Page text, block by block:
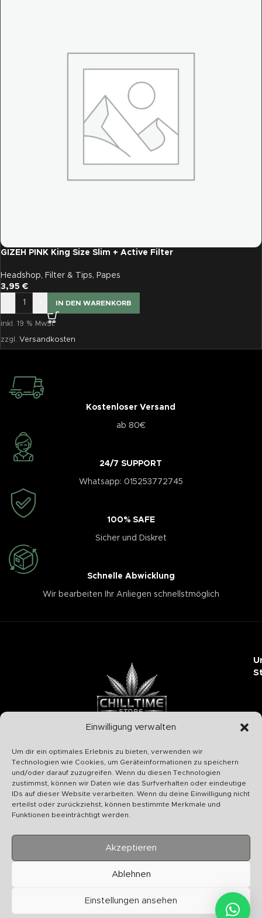
Einwilligung verwalten
Um dir ein optimales Erlebnis zu bieten, verwenden wir
Technologien wie Cookies, um Geräteinformationen zu speichern
und/oder darauf zuzugreifen. Wenn du diesen Technologien
zustimmst, können wir Daten wie das Surfverhalten oder eindeutige
IDs auf dieser Website verarbeiten. Wenn du deine Einwilligung nicht
erteilst oder zurückziehst, können bestimmte Merkmale und
Funktionen beeinträchtigt werden.
Akzeptieren
Ablehnen
Einstellungen ansehen
GIZEH PINK King Size Slim + Active Filter
Headshop, Filter & Tips, Papes
3,95 €
IN DEN WARENKORB
inkl. 19 % MwSt.
zzgl. Versandkosten
Kostenloser Versand
ab 80€
24/7 SUPPORT
Whatsapp: 015253772745
100% SAFE
Sicher und Diskret
Schnelle Abwicklung
Wir bearbeiten Ihr Anliegen schnellstmöglich
Chilltime Store
07331 4577974
Info@chilltime.de
Bahnhofstr. 19 73312 Geislingen